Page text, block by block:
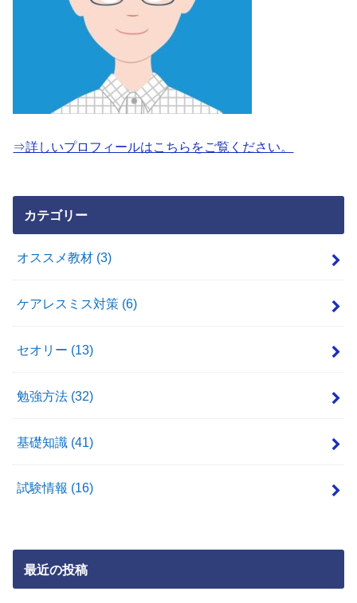
⇒詳しいプロフィールはこちらをご覧ください。
カテゴリー
オススメ教材 (3)
ケアレスミス対策 (6)
セオリー (13)
勉強方法 (32)
基礎知識 (41)
試験情報 (16)
最近の投稿